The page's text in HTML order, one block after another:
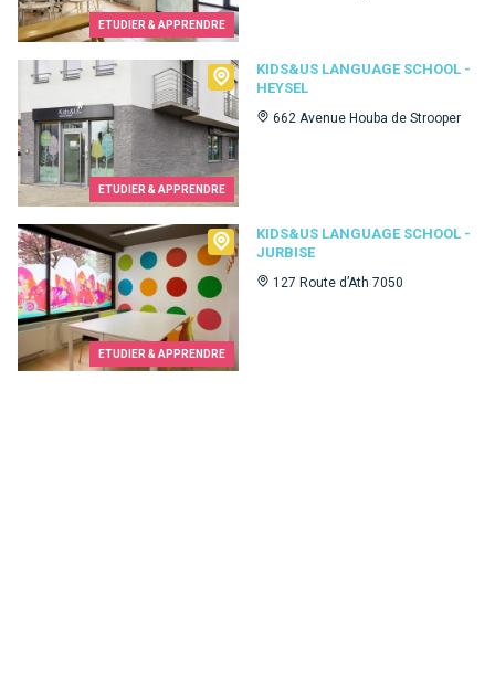
ETUDIER & APPRENDRE
ETUDIER & APPRENDRE
KIDS&US LANGUAGE SCHOOL -
HEYSEL
662 Avenue Houba de Strooper
Kids&Us language school - Heysel
ETUDIER & APPRENDRE
KIDS&US LANGUAGE SCHOOL -
JURBISE
127 Route d’Ath 7050
Kids&Us language school - Jurbise